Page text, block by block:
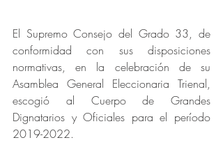
El Supremo Consejo del Grado 33, de
conformidad con sus disposiciones
normativas, en la celebración de su
Asamblea General Eleccionaria Trienal,
escogió al Cuerpo de Grandes
Dignatarios y Oficiales para el período
2019-2022.